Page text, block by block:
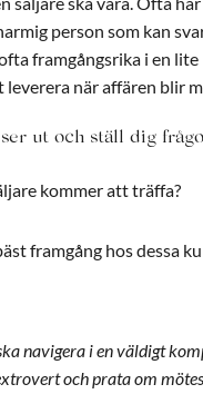
person som kan
framgångsrika i en
när affären blir
ut och ställ dig
kommer att träffa?
framgång hos dessa
navigera i en väldigt
och prata om